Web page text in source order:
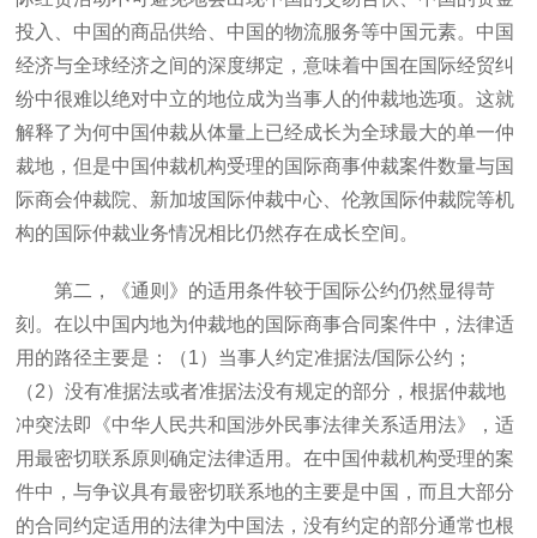
投入、中国的商品供给、中国的物流服务等中国元素。中国
经济与全球经济之间的深度绑定，意味着中国在国际经贸纠
纷中很难以绝对中立的地位成为当事人的仲裁地选项。这就
解释了为何中国仲裁从体量上已经成长为全球最大的单一仲
裁地，但是中国仲裁机构受理的国际商事仲裁案件数量与国
际商会仲裁院、新加坡国际仲裁中心、伦敦国际仲裁院等机
构的国际仲裁业务情况相比仍然存在成长空间。
第二，《通则》的适用条件较于国际公约仍然显得苛
刻。在以中国内地为仲裁地的国际商事合同案件中，法律适
用的路径主要是：（1）当事人约定准据法/国际公约；
（2）没有准据法或者准据法没有规定的部分，根据仲裁地
冲突法即《中华人民共和国涉外民事法律关系适用法》，适
用最密切联系原则确定法律适用。在中国仲裁机构受理的案
件中，与争议具有最密切联系地的主要是中国，而且大部分
的合同约定适用的法律为中国法，没有约定的部分通常也根